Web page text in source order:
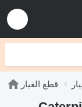
قطع الغيار